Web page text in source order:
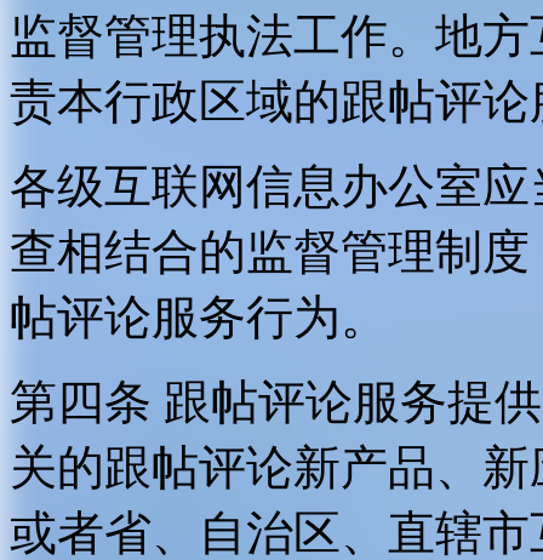
监督管理执法工作。地
责本行政区域的跟帖评
各级互联网信息办公室
查相结合的监督管理制
帖评论服务行为。
第四条 跟帖评论服务提
关的跟帖评论新产品、
或者省、自治区、直辖